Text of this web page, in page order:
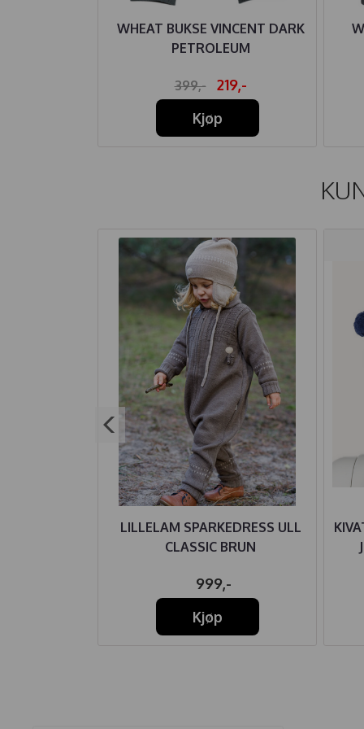
WHEAT BUKSE VINCENT DARK
PETROLEUM
399,-
219,-
Kjøp
LILLELAM SPARKEDRESS ULL
CLASSIC BRUN
999,-
Kjøp